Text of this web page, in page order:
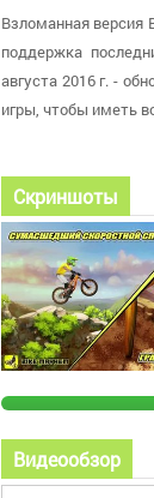
Взломанная версия
поддержка
августа 2016 г. -
игры, чтобы иметь
Скриншоты
Видеообзор